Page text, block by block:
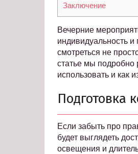
Заключение
Вечерние
индивидуальность и
смотреться не
статье мы подробно
использовать и как
Подготовка
Если забыть про
будет выглядеть
освещения и